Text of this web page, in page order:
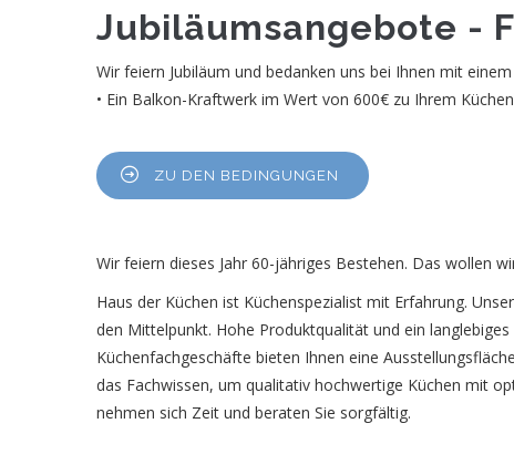
Jubiläumsangebote -
Wir feiern Jubiläum und bedanken uns bei Ihnen mit
• Ein Balkon-Kraftwerk im Wert von 600€ zu Ihrem
ZU DEN BEDINGUNGEN
Wir feiern dieses Jahr 60-jähriges Bestehen. Das wollen
Haus der Küchen ist Küchenspezialist mit Erfahrung.
den Mittelpunkt. Hohe Produktqualität und ein
Küchenfachgeschäfte bieten Ihnen eine
das Fachwissen, um qualitativ hochwertige Küchen mit
nehmen sich Zeit und beraten Sie sorgfältig.